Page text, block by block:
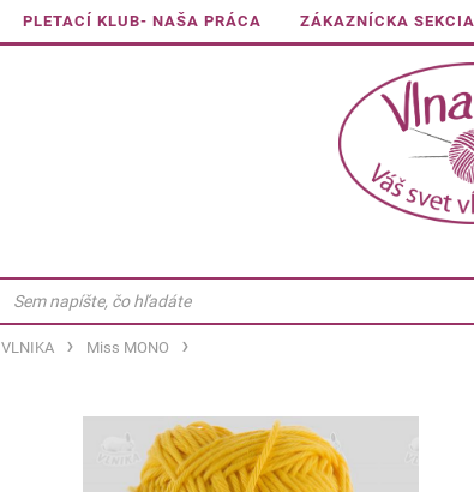
PLETACÍ KLUB- NAŠA PRÁCA ZÁKAZNÍCKA SEKCIA
VLNIKA Miss MONO